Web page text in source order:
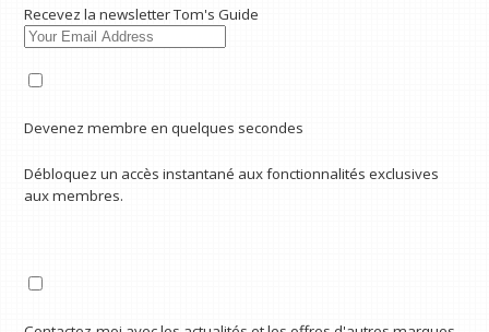
Recevez la newsletter Tom's Guide
Devenez membre en quelques secondes
Débloquez un accès instantané aux fonctionnalités exclusives
aux membres.